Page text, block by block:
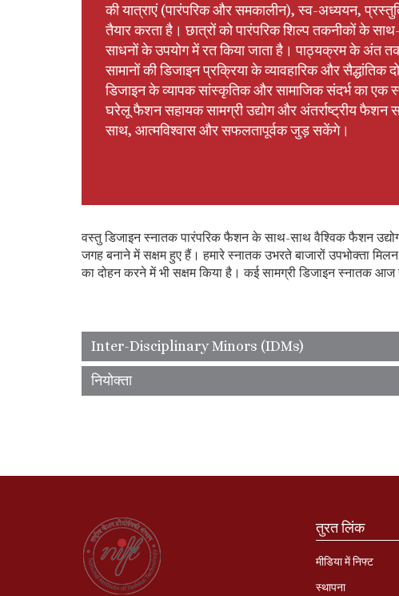
की यात्राएं (पारंपरिक और समकालीन), स्व-अध्ययन,
तैयार करता है। छात्रों को पारंपरिक शिल्प तकनीकों के
साधनों के उपयोग में रत किया जाता है। पाठ्यक्रम के अंत
सामानों की डिजाइन प्रक्रिया के व्यावहारिक और सैद्धांतिक
डिजाइन के व्यापक सांस्कृतिक और सामाजिक संदर्भ का एक
घरेलू फैशन सहायक सामग्री उद्योग और अंतर्राष्ट्रीय फैशन
साथ, आत्मविश्वास और सफलतापूर्वक जुड़ सकेंगे।
वस्तु डिजाइन स्नातक पारंपरिक फैशन के साथ-साथ वैश्विक फैशन
जगह बनाने में सक्षम हुए हैं। हमारे स्नातक उभरते बाजारों उपभोक्ता
का दोहन करने में भी सक्षम किया है। कई सामग्री डिजाइन स्नातक
Inter-Disciplinary Minors (IDMs)
नियोक्ता
तुरत लिंक
मीडिया में निफ्ट
स्‍थापना